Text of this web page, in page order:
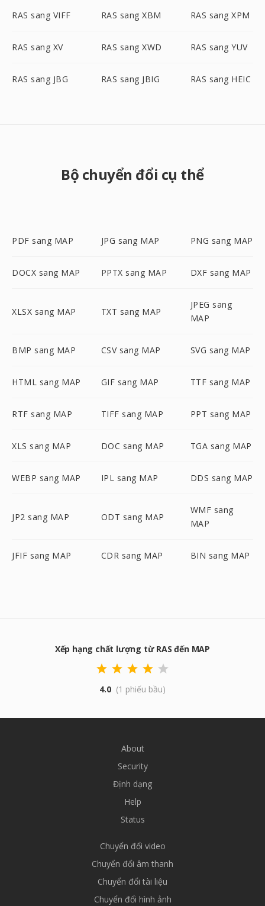
RAS sang VIFF RAS sang XBM RAS sang XPM
RAS sang XV RAS sang XWD RAS sang YUV
RAS sang JBG RAS sang JBIG RAS sang HEIC
Bộ chuyển đổi cụ thể
PDF sang MAP JPG sang MAP PNG sang MAP
DOCX sang MAP PPTX sang MAP DXF sang MAP
XLSX sang MAP TXT sang MAP
JPEG sang
MAP
BMP sang MAP CSV sang MAP SVG sang MAP
HTML sang MAP GIF sang MAP TTF sang MAP
RTF sang MAP TIFF sang MAP PPT sang MAP
XLS sang MAP DOC sang MAP TGA sang MAP
WEBP sang MAP IPL sang MAP DDS sang MAP
JP2 sang MAP ODT sang MAP
WMF sang
MAP
JFIF sang MAP CDR sang MAP BIN sang MAP
Xếp hạng chất lượng từ RAS đến MAP
4.0 (1 phiếu bầu)
About
Security
Định dạng
Help
Status
Chuyển đổi video
Chuyển đổi âm thanh
Chuyển đổi tài liệu
Chuyển đổi hình ảnh